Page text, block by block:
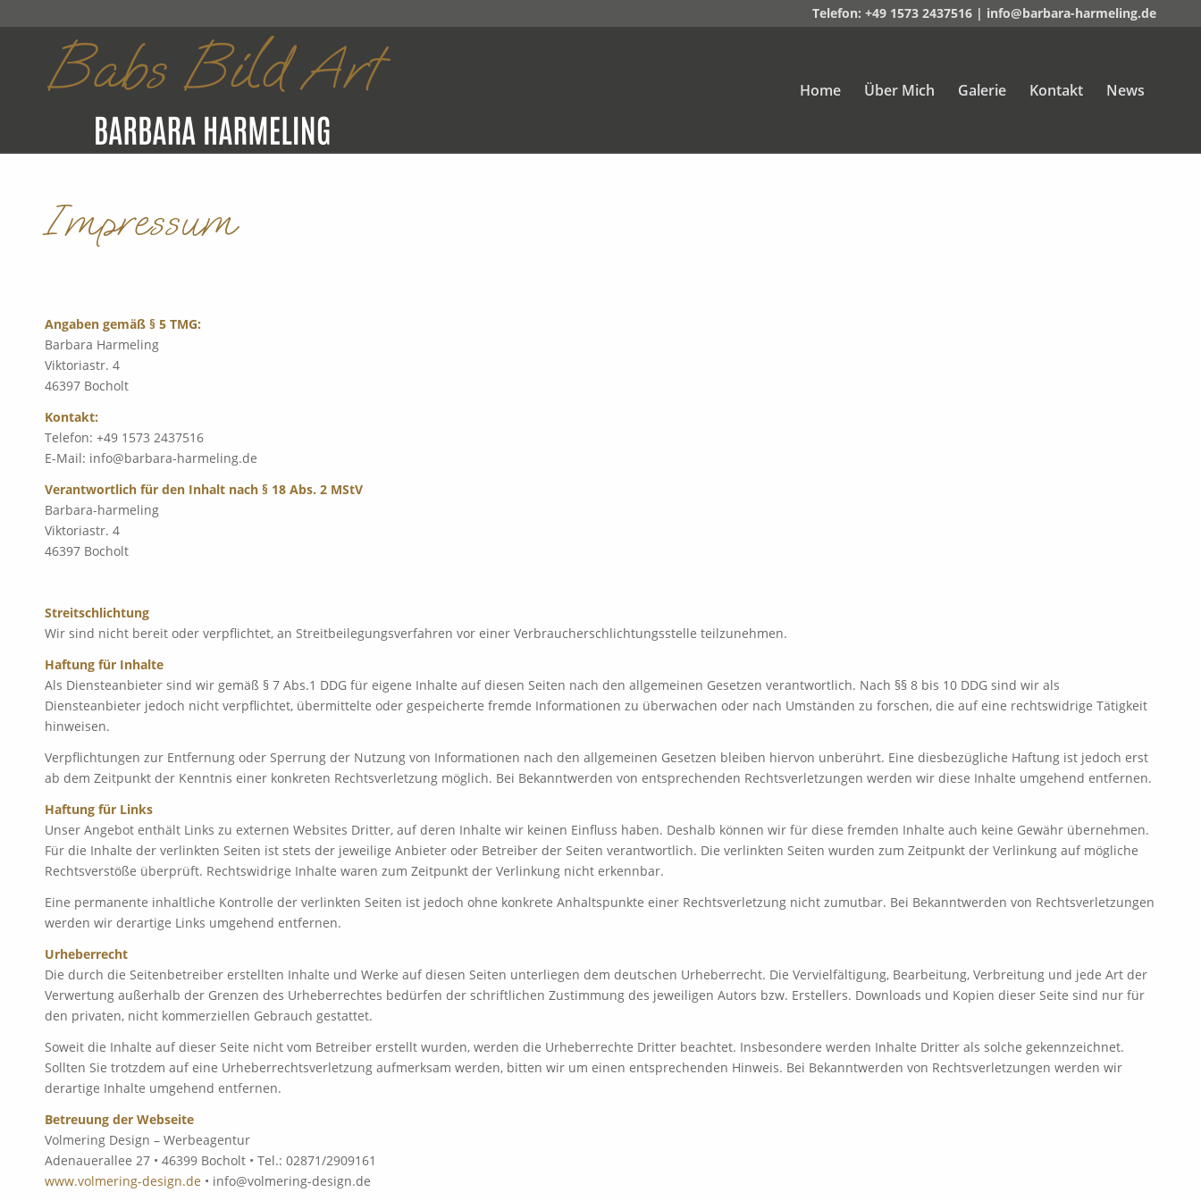
Telefon: +49 1573 2437516 | info@barbara-harmeling.de
Home Über Mich Galerie Kontakt News
Impressum
Angaben gemäß § 5 TMG:
Barbara Harmeling
Viktoriastr. 4
46397 Bocholt
Kontakt:
Telefon: +49 1573 2437516
E-Mail: info@barbara-harmeling.de
Verantwortlich für den Inhalt nach § 18 Abs. 2 MStV
Barbara-harmeling
Viktoriastr. 4
46397 Bocholt
Streitschlichtung
Wir sind nicht bereit oder verpflichtet, an Streitbeilegungsverfahren vor einer Verbraucherschlichtungsstelle teilzunehmen.
Haftung für Inhalte
Als Diensteanbieter sind wir gemäß § 7 Abs.1 DDG für eigene Inhalte auf diesen Seiten nach den allgemeinen Gesetzen verantwortlich. Nach §§ 8 bis 10 DDG sind wir als
Diensteanbieter jedoch nicht verpflichtet, übermittelte oder gespeicherte fremde Informationen zu überwachen oder nach Umständen zu forschen, die auf eine rechtswidrige Tätigkeit
hinweisen.
Verpflichtungen zur Entfernung oder Sperrung der Nutzung von Informationen nach den allgemeinen Gesetzen bleiben hiervon unberührt. Eine diesbezügliche Haftung ist jedoch erst
ab dem Zeitpunkt der Kenntnis einer konkreten Rechtsverletzung möglich. Bei Bekanntwerden von entsprechenden Rechtsverletzungen werden wir diese Inhalte umgehend entfernen.
Haftung für Links
Unser Angebot enthält Links zu externen Websites Dritter, auf deren Inhalte wir keinen Einfluss haben. Deshalb können wir für diese fremden Inhalte auch keine Gewähr übernehmen.
Für die Inhalte der verlinkten Seiten ist stets der jeweilige Anbieter oder Betreiber der Seiten verantwortlich. Die verlinkten Seiten wurden zum Zeitpunkt der Verlinkung auf mögliche
Rechtsverstöße überprüft. Rechtswidrige Inhalte waren zum Zeitpunkt der Verlinkung nicht erkennbar.
Eine permanente inhaltliche Kontrolle der verlinkten Seiten ist jedoch ohne konkrete Anhaltspunkte einer Rechtsverletzung nicht zumutbar. Bei Bekanntwerden von Rechtsverletzungen
werden wir derartige Links umgehend entfernen.
Urheberrecht
Die durch die Seitenbetreiber erstellten Inhalte und Werke auf diesen Seiten unterliegen dem deutschen Urheberrecht. Die Vervielfältigung, Bearbeitung, Verbreitung und jede Art der
Verwertung außerhalb der Grenzen des Urheberrechtes bedürfen der schriftlichen Zustimmung des jeweiligen Autors bzw. Erstellers. Downloads und Kopien dieser Seite sind nur für
den privaten, nicht kommerziellen Gebrauch gestattet.
Soweit die Inhalte auf dieser Seite nicht vom Betreiber erstellt wurden, werden die Urheberrechte Dritter beachtet. Insbesondere werden Inhalte Dritter als solche gekennzeichnet.
Sollten Sie trotzdem auf eine Urheberrechtsverletzung aufmerksam werden, bitten wir um einen entsprechenden Hinweis. Bei Bekanntwerden von Rechtsverletzungen werden wir
derartige Inhalte umgehend entfernen.
Betreuung der Webseite
Volmering Design – Werbeagentur
Adenauerallee 27 • 46399 Bocholt • Tel.: 02871/2909161
www.volmering-design.de • info@volmering-design.de